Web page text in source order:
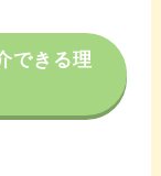
できる理